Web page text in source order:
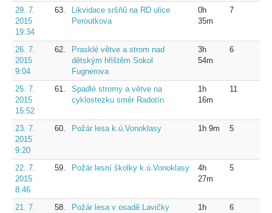
29. 7.
2015
19:34
63.
Likvidace sršňů na RD ulice
Peroutkova
0h
35m
7
26. 7.
2015
9:04
62.
Prasklé větve a strom nad
dětským hřištěm Sokol
Fugnerova
3h
54m
6
25. 7.
2015
15:52
61.
Spadlé stromy a větve na
cyklostezku směr Radotín
1h
16m
11
23. 7.
2015
9:20
60. Požár lesa k.ú.Vonoklasy 1h 9m 5
22. 7.
2015
8:46
59. Požár lesní školky k.ú.Vonoklasy
4h
27m
5
21. 7.
58. Požár lesa v osadě Lavičky
1h
6